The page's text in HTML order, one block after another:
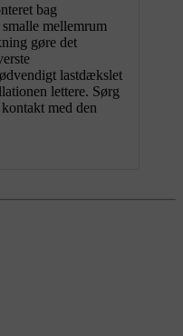
bag
mellemrum
gøre det
lastdækslet
lettere. Sørg
med den